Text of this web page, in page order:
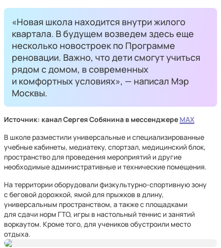
«Новая школа находится внутри жилого
квартала. В будущем возведем здесь еще
несколько новостроек по Программе
реновации. Важно, что дети смогут учиться
рядом с домом, в современных
и комфортных условиях», — написал Мэр
Москвы.
Источник: канал Сергея Собянина в мессенджере MAX
В школе разместили универсальные и специализированные
учебные кабинеты, медиатеку, спортзал, медицинский блок,
пространство для проведения мероприятий и другие
необходимые административные и технические помещения.
На территории оборудовали физкультурно-спортивную зону
с беговой дорожкой, ямой для прыжков в длину,
универсальным пространством, а также с площадками
для сдачи норм ГТО, игры в настольный теннис и занятий
воркаутом. Кроме того, для учеников обустроили место
отдыха.